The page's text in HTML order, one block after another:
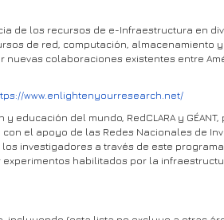
de los recursos de e-Infraestructura en
de red, computación, almacenamiento
colaboraciones existentes entre
www.enlightenyourresearch.net/
del mundo, RedCLARA y
el apoyo de las Redes Nacionales de
investigadores a través de este
habilitados por la